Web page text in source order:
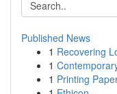
Published News
1 Recovering
1
1 Printing